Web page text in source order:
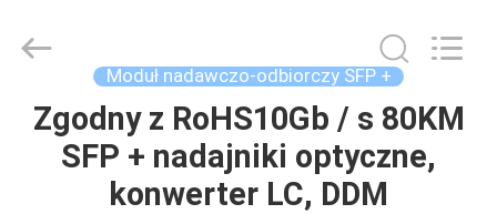
DO
DOMU
Technology
Co.,Ltd..
Moduł nadawczo-odbiorczy SFP +
Zgodny z RoHS10Gb / s 80KM
SFP + nadajniki optyczne,
konwerter LC, DDM